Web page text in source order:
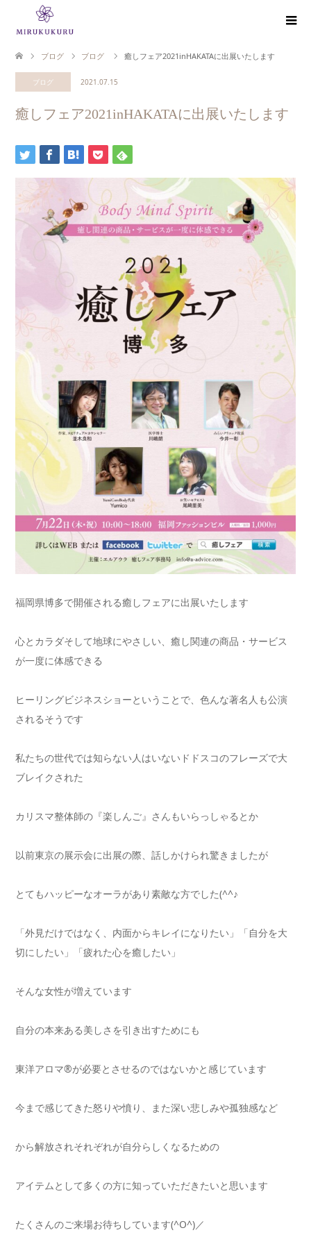
ブログ ブログ 癒しフェア2021inHAKATAに出展いたします
ブログ 2021.07.15
癒しフェア2021inHAKATAに出展いたします
福岡県博多で開催される癒しフェアに出展いたします
心とカラダそして地球にやさしい、癒し関連の商品・サービス
が一度に体感できる
ヒーリングビジネスショーということで、色んな著名人も公演
されるそうです
私たちの世代では知らない人はいないドドスコのフレーズで大
ブレイクされた
カリスマ整体師の『楽しんご』さんもいらっしゃるとか
以前東京の展示会に出展の際、話しかけられ驚きましたが
とてもハッピーなオーラがあり素敵な方でした(^^♪
「外見だけではなく、内面からキレイになりたい」「自分を大
切にしたい」「疲れた心を癒したい」
そんな女性が増えています
自分の本来ある美しさを引き出すためにも
東洋アロマ®が必要とさせるのではないかと感じています
今まで感じてきた怒りや憤り、また深い悲しみや孤独感など
から解放されそれぞれが自分らしくなるための
アイテムとして多くの方に知っていただきたいと思います
たくさんのご来場お待ちしています(^O^)／